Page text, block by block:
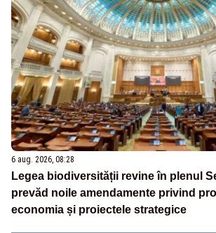
6 aug. 2026, 08:28
Legea biodiversității revine în plenul
prevăd noile amendamente privind
economia și proiectele strategice